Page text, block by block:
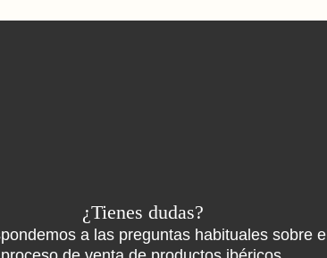
¿Tienes dudas?
a las preguntas habituales sobre el